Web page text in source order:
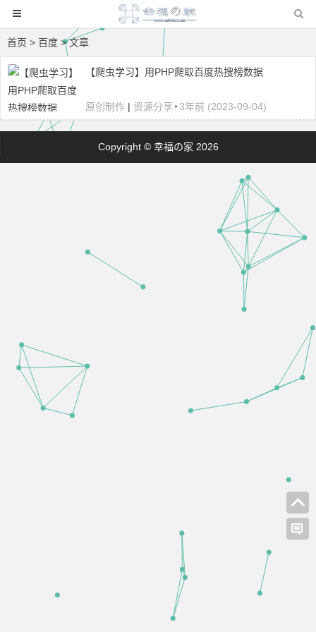
首页 > 百度 > 文章
【爬虫学习】用PHP爬取百度热搜榜数据
原创制作 | 资源分享•3年前 (2023-09-04)
Copyright © 幸福の家 2026